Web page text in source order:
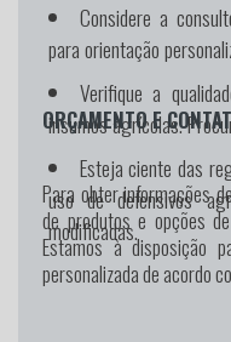
Considere a
para orientação
Verifique a
insumos agrícolas.
Esteja ciente das
uso de defensivos
modificadas.
ORÇAMENTO E
Para obter informações
de produtos e opções
Estamos à disposição
personalizada de acordo